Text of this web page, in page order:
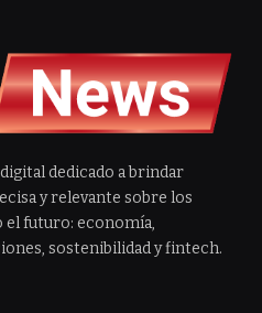
dedicado a brindar
y relevante sobre los
el futuro: economía,
sostenibilidad y fintech.